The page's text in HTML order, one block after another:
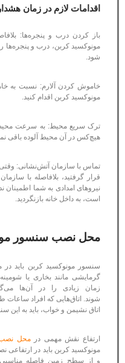
اقدامات لازم در زمان
باز کردن درب و پنجره‌ها:
مونوکسید کربن، درب و پنجره‌ها را
شود.
خاموش کردن آلارم: نسبت به
مونوکسید کربن اقدام کنید.
ترک سریع محیط: به سرعت محیط
هیچ‌کس در آن محیط آلوده باقی
تماس با سازمان آتش‌نشانی:
قرار گرفتید، بلافاصله با
نیروهای امدادی به شما
است، به داخل خانه بازنگردید.
محل نصب سنسور
سنسور مونوکسید کربن باید
گرمایشی مانند بخاری یا
زمان زیادی را در آن‌ها
شوند. اتاق‌هایی که افراد ساعات
اتاق نشیمن و خواب، باید به این
ارتفاع نقش مهمی درمحل نصب
مونوکسید کربن باید در
و از سطح زمین فاصله مناسبی